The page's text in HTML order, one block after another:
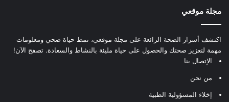
مجلة موقعي
اكتشف أسرار الصحة الرائعة على مجلة موقعي، نمط حياة صحي ومعلومات
مهمة لتعزيز صحتك والحصول على حياة مليئة بالنشاط والسعادة. تصفح الآن!
الإتصال بنا
من نحن
إخلاء المسؤولية الطبية